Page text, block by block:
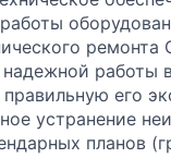
ремонта
работы
его
устранение
планов